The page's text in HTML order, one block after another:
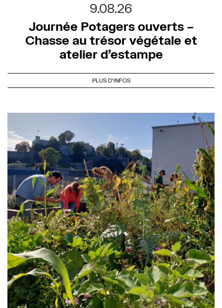
9.08.26
Journée Potagers ouverts –
Chasse au trésor végétale et
atelier d’estampe
PLUS D'INFOS